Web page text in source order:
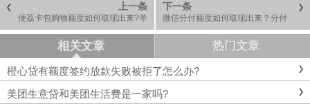
上一条
便荔卡包购物额度如何取现出来?羊
小咩卡包额度怎么提
下一条
微信分付额度如何取现出来？分付
额度从2000涨到8000了
相关文章 热门文章
橙心贷有额度签约放款失败被拒了怎么办?
美团生意贷和美团生活费是一家吗?